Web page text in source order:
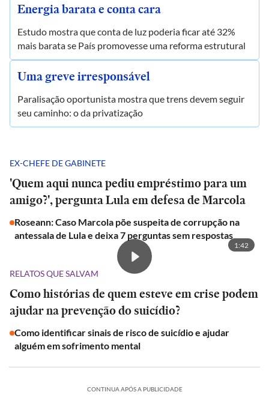
Energia barata e conta cara
Estudo mostra que conta de luz poderia ficar até 32%
mais barata se País promovesse uma reforma estrutural
Uma greve irresponsável
Paralisação oportunista mostra que trens devem seguir
seu caminho: o da privatização
EX-CHEFE DE GABINETE
'Quem aqui nunca pediu empréstimo para um
amigo?', pergunta Lula em defesa de Marcola
Roseann: Caso Marcola põe suspeita de corrupção na
antessala de Lula e deixa 7 perguntas sem respostas
1:42
RELATOS QUE SALVAM
Como histórias de quem esteve em crise podem
ajudar na prevenção do suicídio?
Como identificar sinais de risco de suicídio e ajudar
alguém em sofrimento mental
CONTINUA APÓS A PUBLICIDADE